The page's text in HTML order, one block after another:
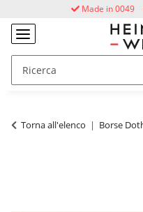
Made in 0049
Torna all'elenco Borse